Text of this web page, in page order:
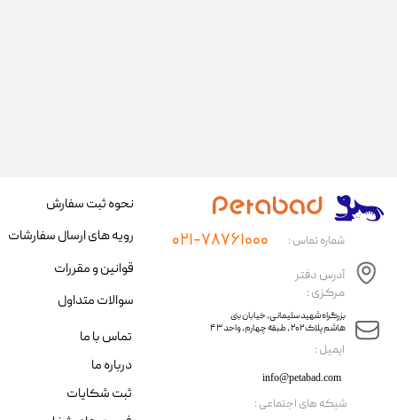
​ایمیل :
آدرس دفتر
مرکزی :
info@petabad.com
​​بزرگراه شهید سلیمانی، خیابان بنی
هاشم پلاک ۲۰۲ ، طبقه چهارم، واحد ۴۳
شماره تماس : ۰۲۱-۷۸۷۶۱۰۰۰
نحوه ثبت سفارش
رویه های ارسال سفارشات
قوانین و مقررات
سوالات متداول
تماس با ما
درباره ما
ثبت شکایات
​شبکه های اجتماعی :